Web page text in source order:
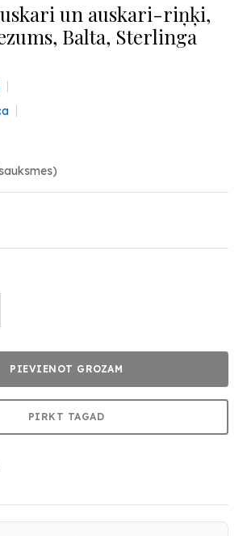
un auskari-riņķi,
Balta, Sterlinga
PIEVIENOT GROZAM
PIRKT TAGAD